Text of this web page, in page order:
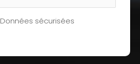
Données sécurisées